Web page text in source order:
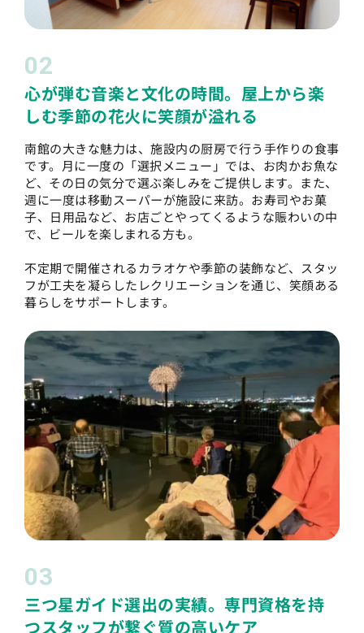
02
心が弾む音楽と文化の時間。屋上から楽
しむ季節の花火に笑顔が溢れる
南館の大きな魅力は、施設内の厨房で行う手作りの食事
です。月に一度の「選択メニュー」では、お肉かお魚な
ど、その日の気分で選ぶ楽しみをご提供します。また、
週に一度は移動スーパーが施設に来訪。お寿司やお菓
子、日用品など、お店ごとやってくるような賑わいの中
で、ビールを楽しまれる方も。
不定期で開催されるカラオケや季節の装飾など、スタッ
フが工夫を凝らしたレクリエーションを通じ、笑顔ある
暮らしをサポートします。
03
三つ星ガイド選出の実績。専門資格を持
つスタッフが繋ぐ質の高いケア